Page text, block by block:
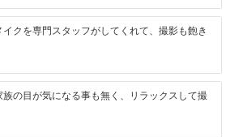
クを専門スタッフがしてくれて、撮影も飽き
族の目が気になる事も無く、リラックスして撮